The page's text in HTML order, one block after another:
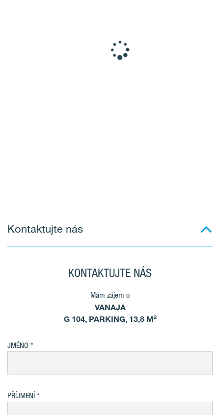
Kontaktujte nás
KONTAKTUJTE NÁS
Mám zájem o
VANAJA
G 104, PARKING, 13,8 M²
JMÉNO
PŘÍJMENÍ